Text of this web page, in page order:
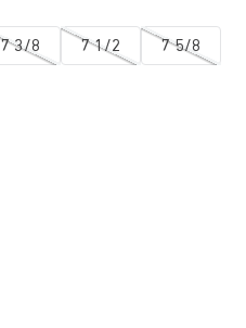
7 3/8 7 1/2 7 5/8